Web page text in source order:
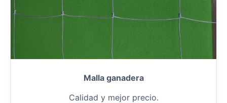
Malla ganadera
Calidad y mejor precio.